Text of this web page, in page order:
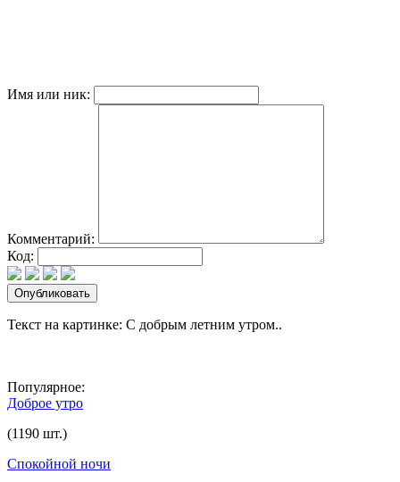
Имя или ник:
Комментарий:
Код:
Текст на картинке: С добрым летним утром..
Популярное:
Доброе утро
(1190 шт.)
Спокойной ночи